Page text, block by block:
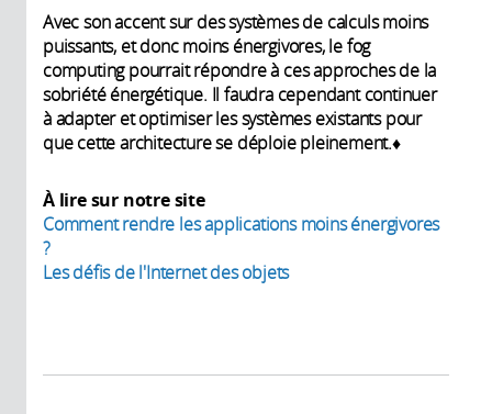
Avec son accent sur des systèmes de calculs moins
puissants, et donc moins énergivores, le fog
computing pourrait répondre à ces approches de la
sobriété énergétique. Il faudra cependant continuer
à adapter et optimiser les systèmes existants pour
que cette architecture se déploie pleinement.♦
À lire sur notre site
Comment rendre les applications moins énergivores
?​
Les défis de l'Internet des objets